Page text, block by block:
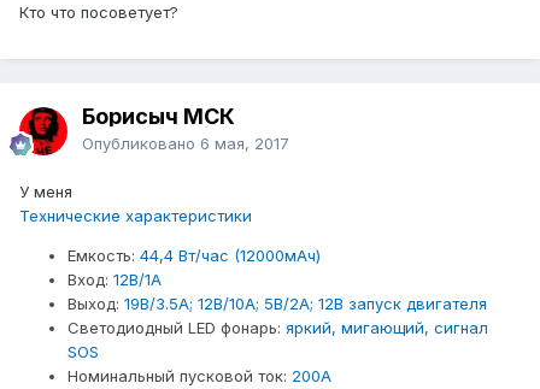
Кто что посоветует?
Борисыч МСК
Опубликовано 6 мая, 2017
У меня
Технические характеристики
Емкость: 44,4 Вт/час (12000мAч)
Вход: 12В/1А
Выход: 19В/3.5А; 12В/10А; 5В/2А; 12В запуск двигателя
Светодиодный LED фонарь: яркий, мигающий, сигнал
SOS
Номинальный пусковой ток: 200А